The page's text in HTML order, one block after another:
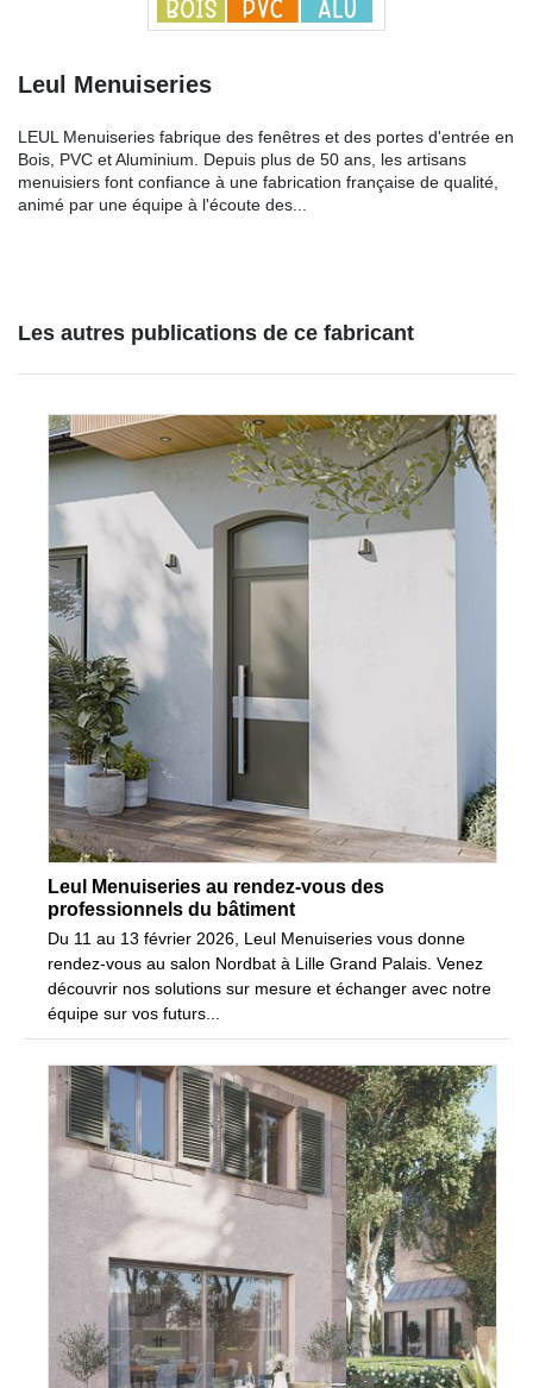
Leul Menuiseries
LEUL Menuiseries fabrique des fenêtres et des portes d'entrée en
Bois, PVC et Aluminium. Depuis plus de 50 ans, les artisans
menuisiers font confiance à une fabrication française de qualité,
animé par une équipe à l'écoute des...
Les autres publications de ce fabricant
Leul Menuiseries au rendez-vous des
professionnels du bâtiment
Du 11 au 13 février 2026, Leul Menuiseries vous donne
rendez-vous au salon Nordbat à Lille Grand Palais. Venez
découvrir nos solutions sur mesure et échanger avec notre
équipe sur vos futurs...